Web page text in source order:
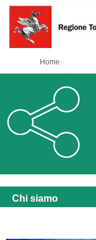
Home
Chi siamo